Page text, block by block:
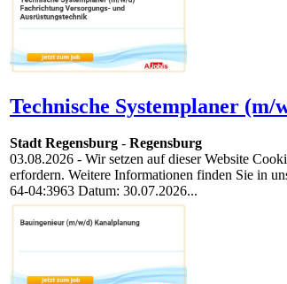
Technische Systemplaner
Stadt Regensburg - Regensburg
03.08.2026 - Wir setzen auf dieser Website
erfordern. Weitere Informationen finden Sie in
64-04:3963 Datum: 30.07.2026...